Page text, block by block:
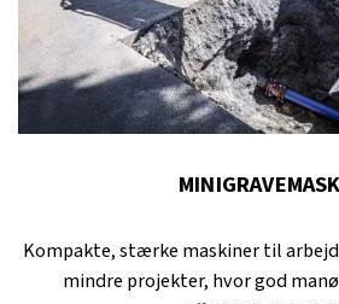
Kompakte, stærke maskiner til
mindre projekter, hvor god